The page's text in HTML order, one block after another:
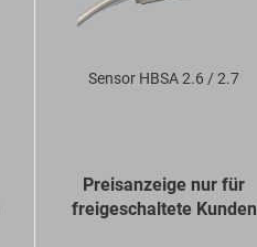
Sensor HBSA 2.6 / 2.7
Preisanzeige nur für
freigeschaltete Kunden